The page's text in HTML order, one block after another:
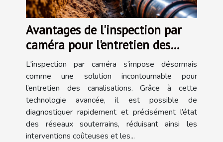
Avantages de l'inspection par
caméra pour l'entretien des
canalisations
L'inspection par caméra s’impose désormais
comme une solution incontournable pour
l’entretien des canalisations. Grâce à cette
technologie avancée, il est possible de
diagnostiquer rapidement et précisément l’état
des réseaux souterrains, réduisant ainsi les
interventions coûteuses et les...